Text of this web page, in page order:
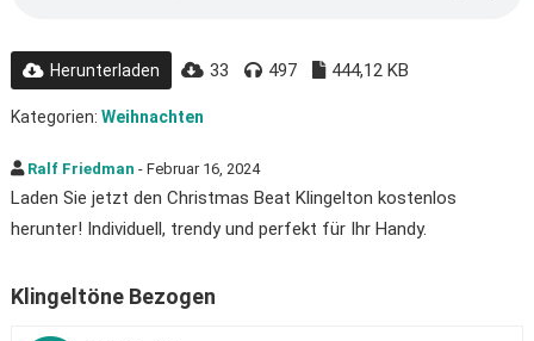
Herunterladen 33 497 444,12 KB
Kategorien: Weihnachten
Ralf Friedman - Februar 16, 2024
Laden Sie jetzt den Christmas Beat Klingelton kostenlos
herunter! Individuell, trendy und perfekt für Ihr Handy.
Klingeltöne Bezogen